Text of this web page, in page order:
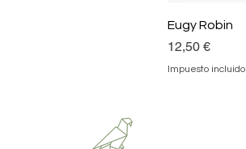
Eugy Robin
Precio
12,50 €
Impuesto incluido